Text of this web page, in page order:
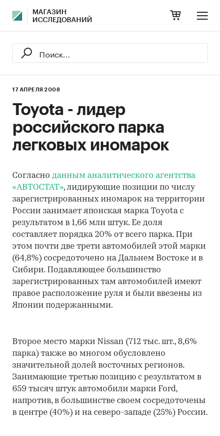
МАГАЗИН
ИССЛЕДОВАНИЙ
17 АПРЕЛЯ 2008
Toyota - лидер
российского парка
легковых иномарок
Согласно данным аналитического агентства
«АВТОСТАТ», лидирующие позиции по числу
зарегистрированных иномарок на территории
России занимает японская марка Toyota с
результатом в 1,66 млн штук. Ее доля
составляет порядка 20% от всего парка. При
этом почти две трети автомобилей этой марки
(64,8%) сосредоточено на Дальнем Востоке и в
Сибири. Подавляющее большинство
зарегистрированных там автомобилей имеют
правое расположение руля и были ввезены из
Японии подержанными.
Второе место марки Nissan (712 тыс. шт., 8,6%
парка) также во многом обусловлено
значительной долей восточных регионов.
Занимающие третью позицию с результатом в
659 тысяч штук автомобили марки Ford,
напротив, в большинстве своем сосредоточены
в центре (40%) и на северо-западе (25%) России.